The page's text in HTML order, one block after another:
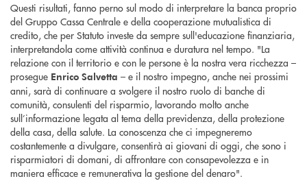
Questi risultati, fanno perno sul modo di interpretare la banca proprio
del Gruppo Cassa Centrale e della cooperazione mutualistica di
credito, che per Statuto investe da sempre sull'educazione finanziaria,
interpretandola come attività continua e duratura nel tempo. "La
relazione con il territorio e con le persone è la nostra vera ricchezza –
prosegue Enrico Salvetta – e il nostro impegno, anche nei prossimi
anni, sarà di continuare a svolgere il nostro ruolo di banche di
comunità, consulenti del risparmio, lavorando molto anche
sull’informazione legata al tema della previdenza, della protezione
della casa, della salute. La conoscenza che ci impegneremo
costantemente a divulgare, consentirà ai giovani di oggi, che sono i
risparmiatori di domani, di affrontare con consapevolezza e in
maniera efficace e remunerativa la gestione del denaro".